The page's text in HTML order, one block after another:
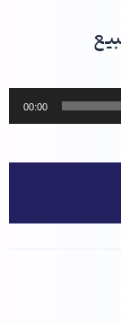
00:00